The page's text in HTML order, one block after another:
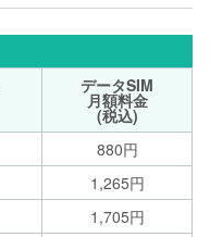
データSIM
月額料金
(税込)
880円
1,265円
1,705円